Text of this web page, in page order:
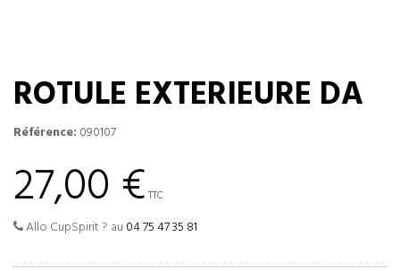
ROTULE EXTERIEURE DA
Référence: 090107
27,00 € TTC
Allo CupSpirit ? au 04 75 47 35 81